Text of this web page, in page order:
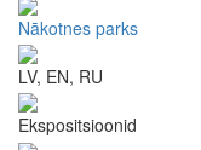
Nākotnes parks
LV, EN, RU
Ekspositsioonid